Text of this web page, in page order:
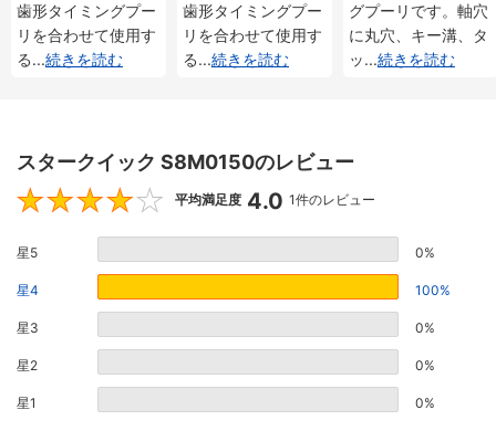
歯形タイミングプー
リを合わせて使用す
る...続きを読む
歯形タイミングプー
リを合わせて使用す
る...続きを読む
グプーリです。軸穴
に丸穴、キー溝、タ
ッ...続きを読む
スタークイック S8M0150のレビュー
4
平均満足度 4.0 1件のレビュー
星5 0%
星4 100%
星3 0%
星2 0%
星1 0%